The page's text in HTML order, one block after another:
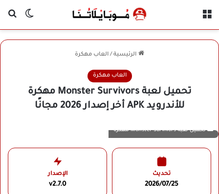
الوضع
الرئيسية / العاب مهكرة
العاب مهكرة
تحميل لعبة Monster Survivors مهكرة
للأندرويد APK أخر إصدار 2026 مجانًا
تحميل لعبة Monster Survivors مهكرة
تحديث
2026/07/25
الإصدار
v2.7.0